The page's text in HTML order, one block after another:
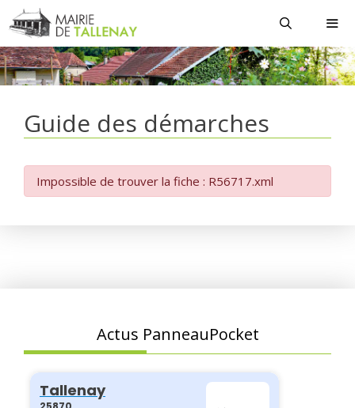
Aller
au
contenu
Guide des démarches
Impossible de trouver la fiche : R56717.xml
Actus PanneauPocket